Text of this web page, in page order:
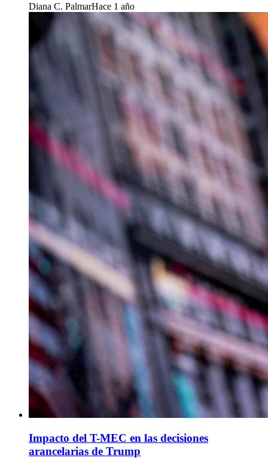
Diana C. PalmarHace 1 año
Impacto del T-MEC en las decisiones
arancelarias de Trump